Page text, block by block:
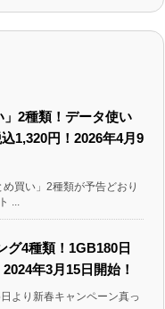
2種類！データ使い
1,320円！2026年4月9
買い」2種類が予告どおり
...
グ4種類！1GB180日
年3月15日開始！
より新春キャンペーン真っ